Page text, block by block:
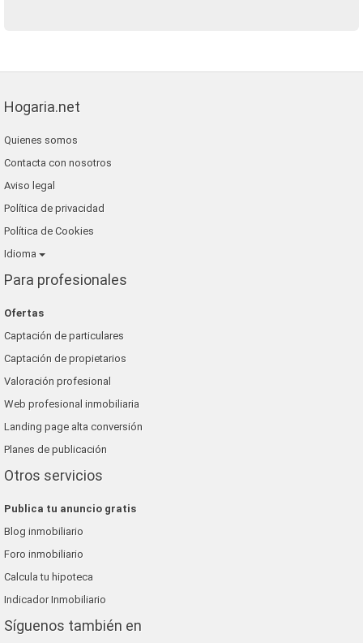
Hogaria.net
Quienes somos
Contacta con nosotros
Aviso legal
Política de privacidad
Política de Cookies
Idioma
Para profesionales
Ofertas
Captación de particulares
Captación de propietarios
Valoración profesional
Web profesional inmobiliaria
Landing page alta conversión
Planes de publicación
Otros servicios
Publica tu anuncio gratis
Blog inmobiliario
Foro inmobiliario
Calcula tu hipoteca
Indicador Inmobiliario
Síguenos también en